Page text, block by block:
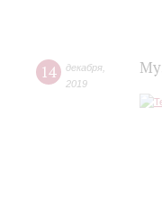
14 декабря
2019